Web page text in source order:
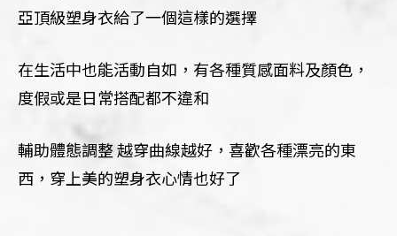
亞頂級塑身衣給了一個這樣的選擇
在生活中也能活動自如， 有各種質感面料及顏色，
度假或是日常搭配都不違和
輔助體態調整 越穿曲線越好， 喜歡各種漂亮的東
西， 穿上美的塑身衣心情也好了